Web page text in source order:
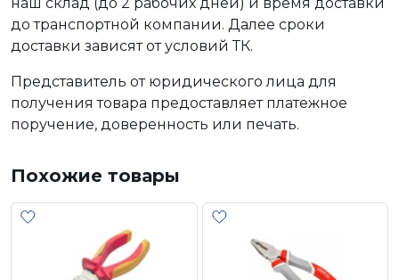
до транспортной компании. Далее сроки
доставки зависят от условий ТК.
Представитель от юридического лица для
получения товара предоставляет платежное
поручение, доверенность или печать.
Похожие товары